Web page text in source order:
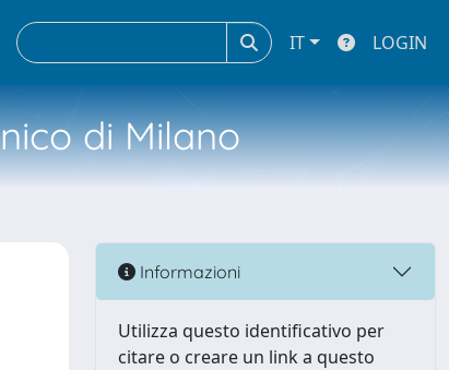
IT LOGIN
di Milano
Informazioni
Utilizza questo identificativo per
citare o creare un link a questo